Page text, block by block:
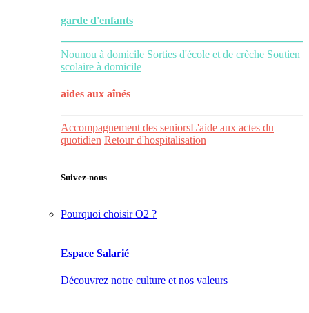
garde d'enfants
Nounou à domicile Sorties d'école et de crèche Soutien
scolaire à domicile
aides aux aînés
Accompagnement des seniorsL'aide aux actes du
quotidien Retour d'hospitalisation
Suivez-nous
Pourquoi choisir O2 ?
Espace Salarié
Découvrez notre culture et nos valeurs